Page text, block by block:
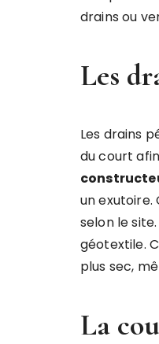
drains ou
Les
Les drains
du court
un exutoire.
selon le
géotextile.
plus sec,
La